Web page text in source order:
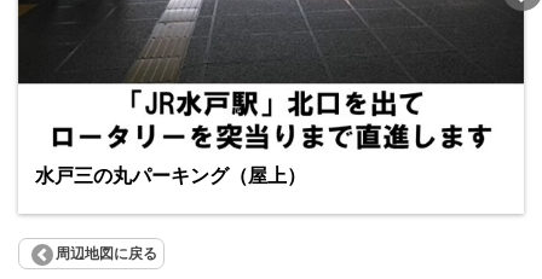
水戸三の丸パーキング（屋上）
周辺地図に戻る